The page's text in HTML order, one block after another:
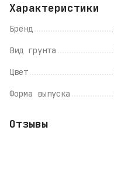
Характеристики
Бренд
Вид грунта
Цвет
Форма выпуска
Отзывы